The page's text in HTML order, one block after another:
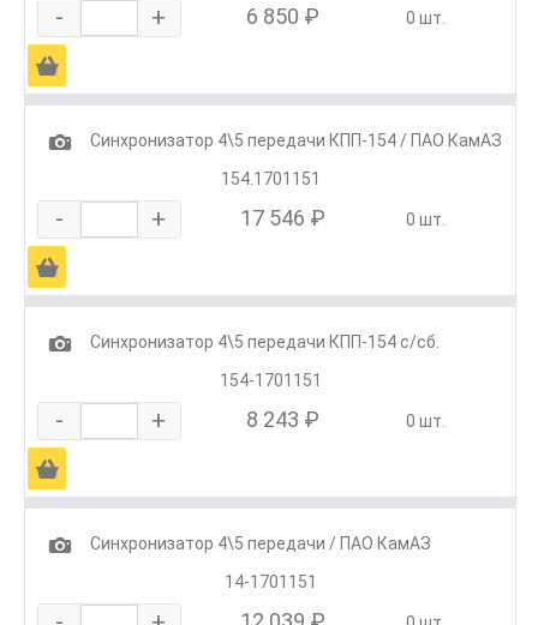
- + 6 850 ₽ 0 шт.
Ä
1
Синхронизатор 4\5 передачи КПП-154 / ПАО КамАЗ
154.1701151
- + 17 546 ₽ 0 шт.
Ä
1
Синхронизатор 4\5 передачи КПП-154 с/сб.
154-1701151
- + 8 243 ₽ 0 шт.
Ä
1
Синхронизатор 4\5 передачи / ПАО КамАЗ
14-1701151